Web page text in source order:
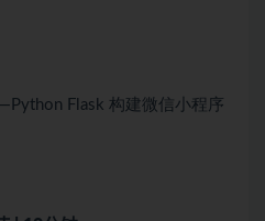
Flask 构建微信小程序